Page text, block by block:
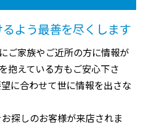
よう最善を尽くします
ご家族やご近所の方に情報が
抱えている方もご安心下さ
に合わせて世に情報を出さな
探しのお客様が来店されま